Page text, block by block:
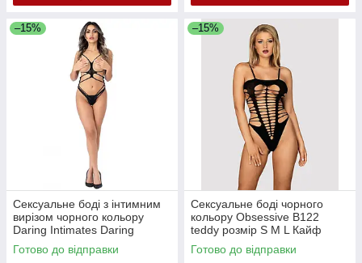
–15%
Сексуальне боді з інтимним
вирізом чорного кольору
Daring Intimates Daring
Intimates Strappy Open Cup
Body розмір One size Кайф
Готово до відправки
–15%
Сексуальне боді чорного
кольору Obsessive B122
teddy розмір S M L Кайф
Готово до відправки